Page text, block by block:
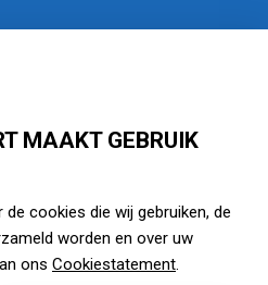
MAAKT GEBRUIK
cookies die wij gebruiken, de
worden en over uw
ons Cookiestatement